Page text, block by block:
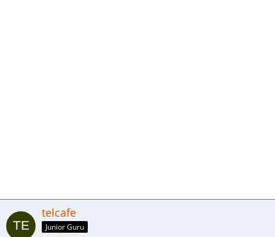
telcafe
Junior Guru